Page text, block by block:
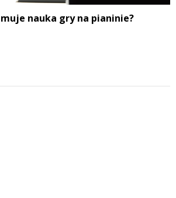
nauka gry na pianinie?